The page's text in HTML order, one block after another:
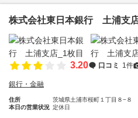
株式会社東日本銀行 土浦支
3.20 口コミ 1件
銀行・金融
住所
茨城県土浦市桜町１丁目８−８
本日の営業状況 定休日